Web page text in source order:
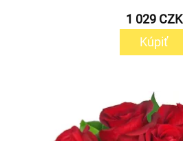
1 029 CZK
Kúpiť